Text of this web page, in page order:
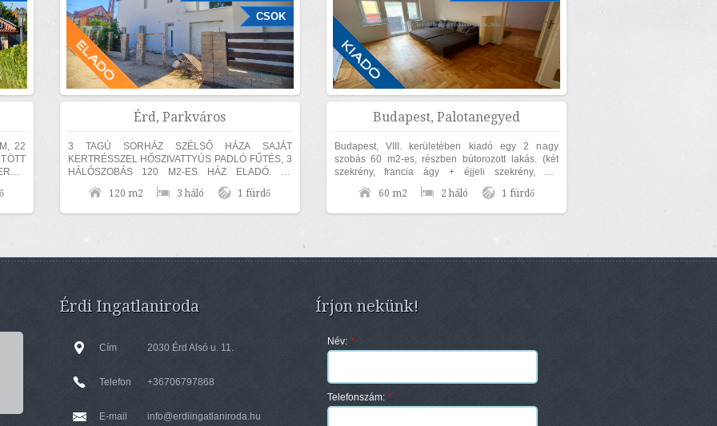
22
CSOK
Érd, Parkváros
3 TAGÚ SORHÁZ SZÉLSŐ HÁZA SAJÁT
KERTRÉSSZEL HŐSZIVATTYÚS PADLÓ FŰTÉS, 3
HÁLÓSZOBÁS 120 M2-ES HÁZ ELADÓ. Az
ingatlan 30-as hőszigetelő téglából épült, amelyre
15 cm...
120 m2 3 háló 1 fürdő
Budapest, Palotanegyed
Budapest, VIII. kerületében kiadó egy 2 nagy
szobás 60 m2-es, részben bútorozott lakás. (két
szekrény, francia ágy + éjjeli szekrény, ülő
garnitúra, étkező garnitúra). Az ingatlan...
60 m2 2 háló 1 fürdő
Érdi Ingatlaniroda
Cím 2030 Érd Alsó u. 11.
Telefon +36706797868
E-mail info@erdiingatlaniroda.hu
Írjon nekünk!
Név: *
Telefonszám: *